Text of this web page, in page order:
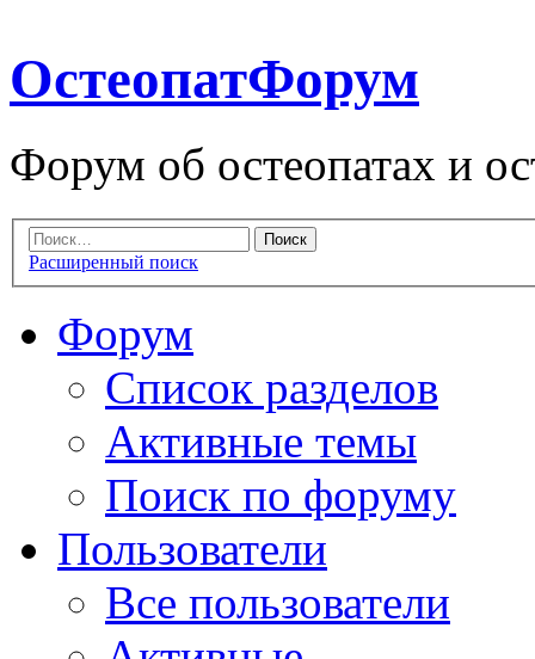
ОстеопатФорум
Форум об остеопатах и
Расширенный поиск
Форум
Список разделов
Активные темы
Поиск по форуму
Пользователи
Все пользователи